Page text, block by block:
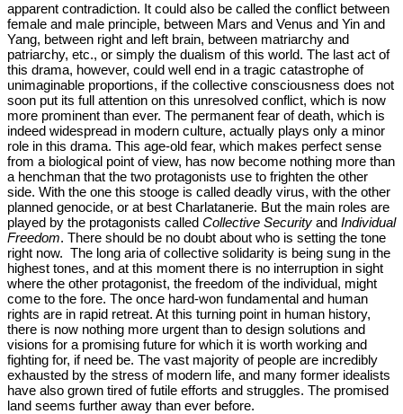
apparent contradiction. It could also be called the conflict between
female and male principle, between Mars and Venus and Yin and
Yang, between right and left brain, between matriarchy and
patriarchy, etc., or simply the dualism of this world. The last act of
this drama, however, could well end in a tragic catastrophe of
unimaginable proportions, if the collective consciousness does not
soon put its full attention on this unresolved conflict, which is now
more prominent than ever. The permanent fear of death, which is
indeed widespread in modern culture, actually plays only a minor
role in this drama. This age-old fear, which makes perfect sense
from a biological point of view, has now become nothing more than
a henchman that the two protagonists use to frighten the other
side. With the one this stooge is called deadly virus, with the other
planned genocide, or at best Charlatanerie. But the main roles are
played by the protagonists called Collective Security and Individual
Freedom. There should be no doubt about who is setting the tone
right now. The long aria of collective solidarity is being sung in the
highest tones, and at this moment there is no interruption in sight
where the other protagonist, the freedom of the individual, might
come to the fore. The once hard-won fundamental and human
rights are in rapid retreat. At this turning point in human history,
there is now nothing more urgent than to design solutions and
visions for a promising future for which it is worth working and
fighting for, if need be. The vast majority of people are incredibly
exhausted by the stress of modern life, and many former idealists
have also grown tired of futile efforts and struggles. The promised
land seems further away than ever before.